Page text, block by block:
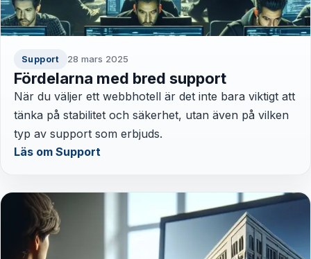
Support 28 mars 2025
Fördelarna med bred support
När du väljer ett webbhotell är det inte bara viktigt att
tänka på stabilitet och säkerhet, utan även på vilken
typ av support som erbjuds.
Läs om Support